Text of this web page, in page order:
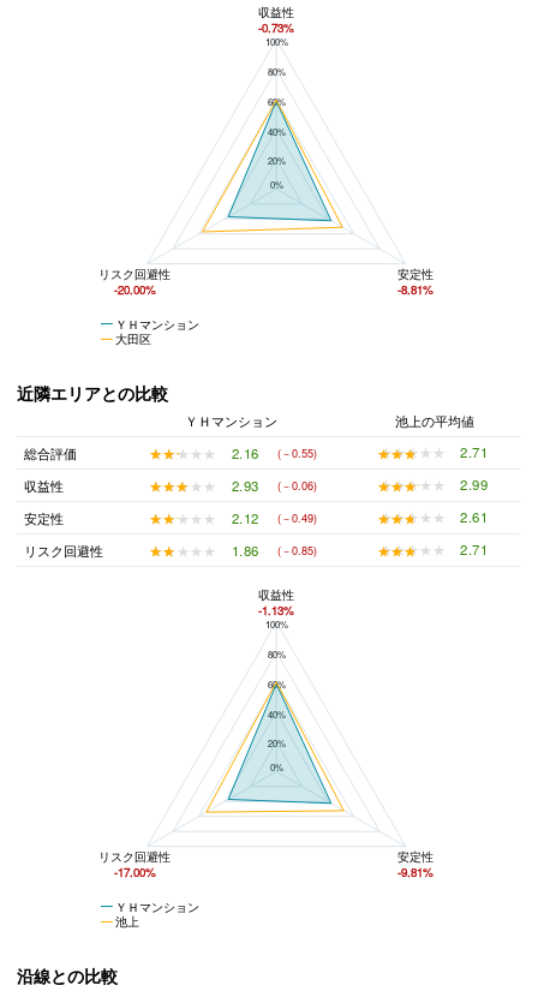
100%
80%
60%
40%
20%
0%
ＹＨマンション
大田区
収益性
-0.73%
リスク回避性
-20.00%
安定性
-8.81%
近隣エリアとの比較
ＹＨマンション
池上の平均値
総合評価
★★★★★
★★★★★ 2.16 (－0.55) ★★★★★
★★★★★
2.71
収益性
★★★★★
★★★★★ 2.93 (－0.06) ★★★★★
★★★★★
2.99
安定性
★★★★★
★★★★★ 2.12 (－0.49) ★★★★★
★★★★★
2.61
リスク回避性
★★★★★
★★★★★ 1.86 (－0.85) ★★★★★
★★★★★ 2.71
ＹＨマンションと池上の平均値の総合評価の比較
100%
80%
60%
40%
20%
0%
ＹＨマンション
池上
収益性
-1.13%
リスク回避性
-17.00%
安定性
-9.81%
沿線との比較